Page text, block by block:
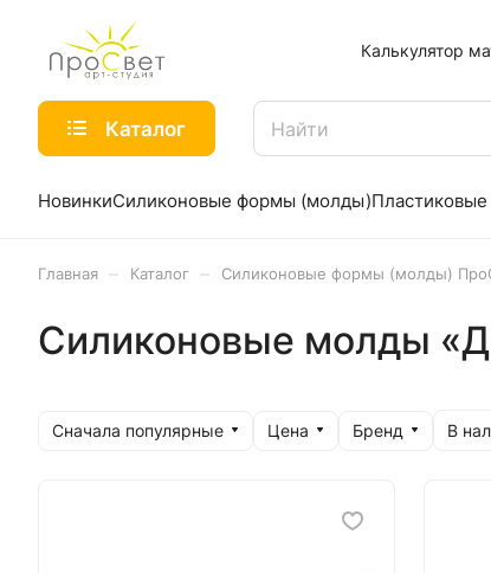
Калькулятор
Каталог
НовинкиСиликоновые формы (молды)
Главная Каталог Силиконовые формы (молды)
Силиконовые молды
Сначала популярные Цена Бренд В